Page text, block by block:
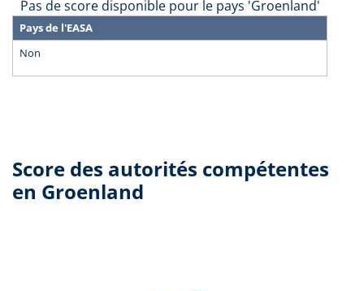
Pas de score disponible pour le pays 'Groenland'
Pays de l'EASA
Non
Score des autorités compétentes
en Groenland